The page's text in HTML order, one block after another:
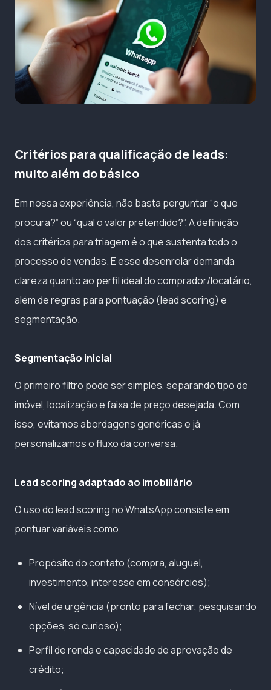
Critérios para qualificação de leads:
muito além do básico
Em nossa experiência, não basta perguntar “o que
procura?” ou “qual o valor pretendido?”. A definição
dos critérios para triagem é o que sustenta todo o
processo de vendas. E esse desenrolar demanda
clareza quanto ao perfil ideal do comprador/locatário,
além de regras para pontuação (lead scoring) e
segmentação.
Segmentação inicial
O primeiro filtro pode ser simples, separando tipo de
imóvel, localização e faixa de preço desejada. Com
isso, evitamos abordagens genéricas e já
personalizamos o fluxo da conversa.
Lead scoring adaptado ao imobiliário
O uso do lead scoring no WhatsApp consiste em
pontuar variáveis como:
Propósito do contato (compra, aluguel,
investimento, interesse em consórcios);
Nível de urgência (pronto para fechar, pesquisando
opções, só curioso);
Perfil de renda e capacidade de aprovação de
crédito;